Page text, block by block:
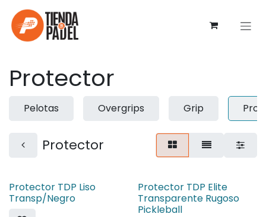
Ir al contenido
Protector
Pelotas Overgrips Grip
Protector
Protector TDP Liso
Transp/Negro
Protector TDP Elite
Transparente Rugoso
Pickleball